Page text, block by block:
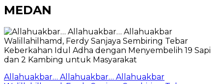
MEDAN
Allahuakbar… Allahuakbar… Allahuakbar